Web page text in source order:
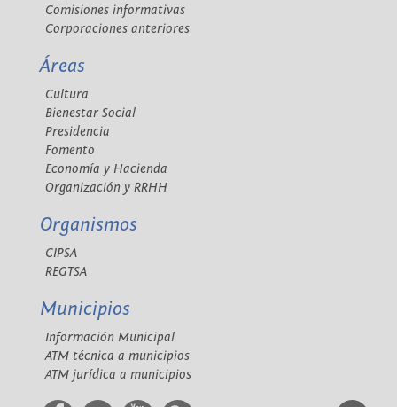
Comisiones informativas
Corporaciones anteriores
Áreas
Cultura
Bienestar Social
Presidencia
Fomento
Economía y Hacienda
Organización y RRHH
Organismos
CIPSA
REGTSA
Municipios
Información Municipal
ATM técnica a municipios
ATM jurídica a municipios